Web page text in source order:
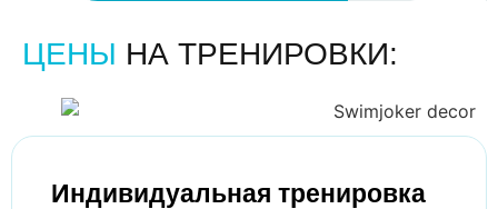
ЦЕНЫ НА ТРЕНИРОВКИ:
Индивидуальная тренировка